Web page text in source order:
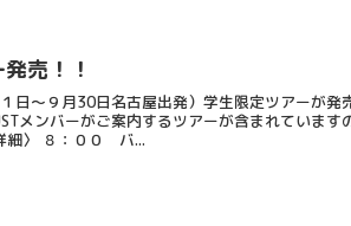
売！！
日〜９月30日名古屋出発）学生限定ツアーが発
メンバーがご案内するツアーが含まれています
細〉 ８：００ バ...